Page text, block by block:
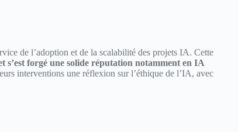
de l’adoption et de la scalabilité des projets IA. Cette
s’est forgé une solide réputation notamment en IA
interventions une réflexion sur l’éthique de l’IA, avec